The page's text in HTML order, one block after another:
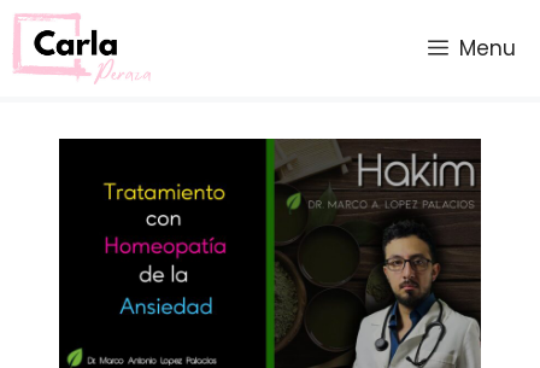
Saltar
al
contenido
Menu